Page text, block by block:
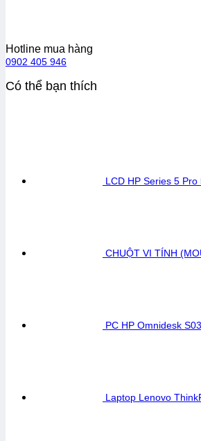
Hotline mua hàng
0902 405 946
Có thể bạn thích
LCD HP Series 5
CHUỘT VI TÍNH
PC HP Omnidesk
Laptop Lenovo